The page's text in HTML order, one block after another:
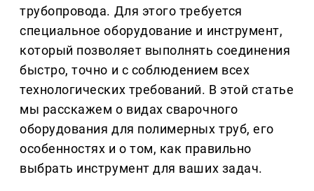
трубопровода. Для этого требуется
специальное оборудование и инструмент,
который позволяет выполнять соединения
быстро, точно и с соблюдением всех
технологических требований. В этой статье
мы расскажем о видах сварочного
оборудования для полимерных труб, его
особенностях и о том, как правильно
выбрать инструмент для ваших задач.